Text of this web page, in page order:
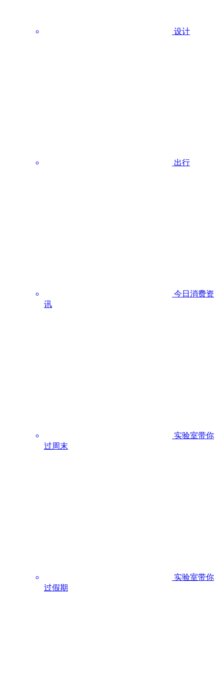
设计
出行
今日消费资
讯
实验室带你
过周末
实验室带你
过假期